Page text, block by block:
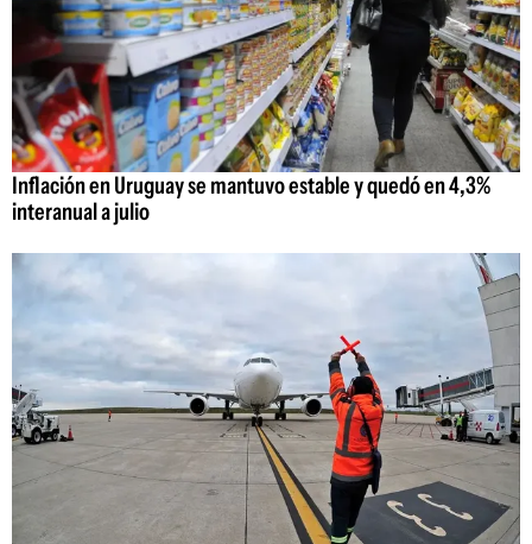
Inflación en Uruguay se mantuvo estable y quedó en 4,3%
interanual a julio